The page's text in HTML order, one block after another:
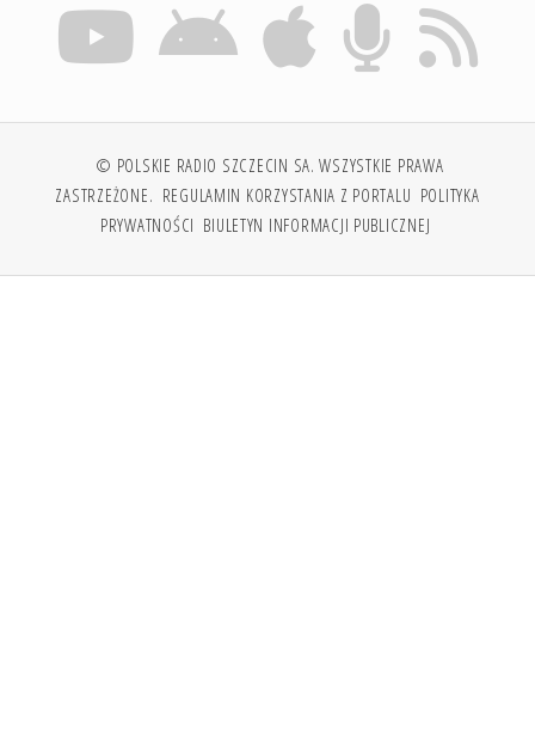
© POLSKIE RADIO SZCZECIN SA. WSZYSTKIE PRAWA
ZASTRZEŻONE. REGULAMIN KORZYSTANIA Z PORTALU POLITYKA
PRYWATNOŚCI BIULETYN INFORMACJI PUBLICZNEJ